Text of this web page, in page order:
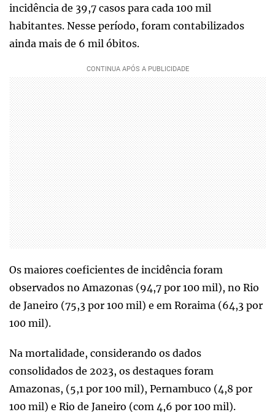
incidência de 39,7 casos para cada 100 mil
habitantes. Nesse período, foram contabilizados
ainda mais de 6 mil óbitos.
Os maiores coeficientes de incidência foram
observados no Amazonas (94,7 por 100 mil), no Rio
de Janeiro (75,3 por 100 mil) e em Roraima (64,3 por
100 mil).
Na mortalidade, considerando os dados
consolidados de 2023, os destaques foram
Amazonas, (5,1 por 100 mil), Pernambuco (4,8 por
100 mil) e Rio de Janeiro (com 4,6 por 100 mil).